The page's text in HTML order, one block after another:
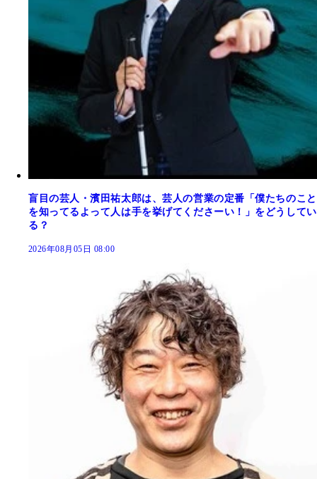
盲目の芸人・濱田祐太郎は、芸人の営業の定番「僕たちのこと
を知ってるよって人は手を挙げてくださーい！」をどうしてい
る？
2026年08月05日 08:00